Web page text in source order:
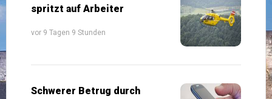
spritzt auf Arbeiter
vor 9 Tagen 9 Stunden
Schwerer Betrug durch